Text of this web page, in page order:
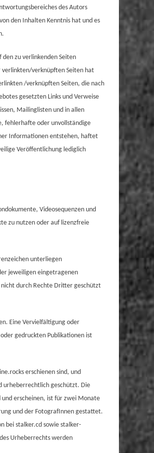
des Autors
den Inhalten Kenntnis hat und es
zu verlinkenden Seiten
verknüpften Seiten hat
/verknüpften Seiten, die nach
gesetzten Links und Verweise
Mailinglisten und in allen
fehlerhafte oder unvollständige
Informationen entstehen, haftet
Veröffentlichung lediglich
Videosequenzen und
zu nutzen oder auf lizenzfreie
unterliegen
jeweiligen eingetragenen
nicht durch Rechte Dritter geschützt
Eine Vervielfältigung oder
gedruckten Publikationen ist
erschienen sind, und
urheberrechtlich geschützt. Die
und erscheinen, ist für zwei Monate
und der FotografInnen gestattet.
bei stalker.cd sowie stalker-
Urheberrechts werden